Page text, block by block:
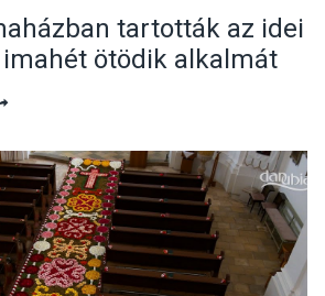
tartották az idei
ötödik alkalmát